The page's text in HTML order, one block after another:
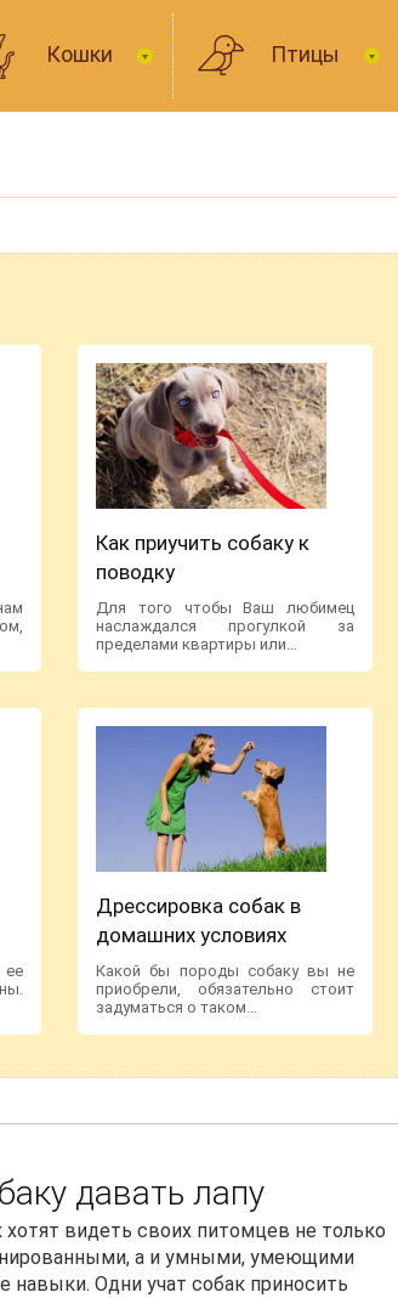
Кошки Птицы
Как приучить собаку к
поводку
Для того чтобы Ваш любимец
наслаждался прогулкой за
пределами квартиры или…
Дрессировка собак в
домашних условиях
Какой бы породы собаку вы не
приобрели, обязательно стоит
задуматься о таком…
давать лапу
видеть своих питомцев не только
а и умными, умеющими
навыки. Одни учат собак приносить